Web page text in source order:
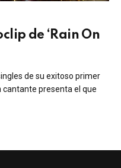
de ‘Rain On
de su exitoso primer
cantante presenta el que